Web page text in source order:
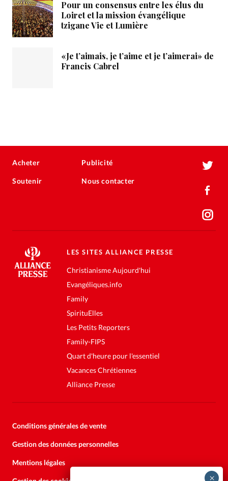
Pour un consensus entre les élus du
Loiret et la mission évangélique
tzigane Vie et Lumière
«Je t’aimais, je t’aime et je t’aimerai» de
Francis Cabrel
Acheter
Soutenir
Publicité
Nous contacter
LES SITES ALLIANCE PRESSE
Christianisme Aujourd'hui
Evangéliques.info
Family
SpirituElles
Les Petits Reporters
Family-FIPS
Quart d'heure pour l'essentiel
Vacances Chrétiennes
Alliance Presse
Conditions générales de vente
Gestion des données personnelles
Mentions légales